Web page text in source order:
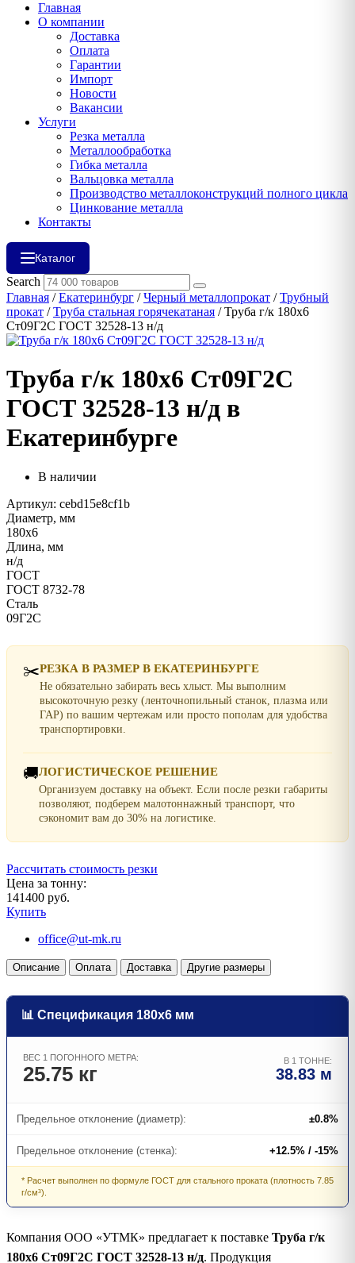
Главная
О компании
Доставка
Оплата
Гарантии
Импорт
Новости
Вакансии
Услуги
Резка металла
Металлообработка
Гибка металла
Вальцовка металла
Производство металлоконструкций полного цикла
Цинкование металла
Контакты
Каталог
Search
Главная /Екатеринбург /Черный металлопрокат /Трубный
прокат /Труба стальная горячекатаная / Труба г/к 180х6
Ст09Г2С ГОСТ 32528-13 н/д
Труба г/к 180х6 Ст09Г2С
ГОСТ 32528-13 н/д в
Екатеринбурге
В наличии
Артикул: cebd15e8cf1b
Диаметр, мм
180х6
Длина, мм
н/д
ГОСТ
ГОСТ 8732-78
Сталь
09Г2С
✂️РЕЗКА В РАЗМЕР В ЕКАТЕРИНБУРГЕ
Не обязательно забирать весь хлыст. Мы выполним
высокоточную резку (ленточнопильный станок, плазма или
ГАР) по вашим чертежам или просто пополам для удобства
транспортировки.
🚚ЛОГИСТИЧЕСКОЕ РЕШЕНИЕ
Организуем доставку на объект. Если после резки габариты
позволяют, подберем малотоннажный транспорт, что
сэкономит вам до 30% на логистике.
Рассчитать стоимость резки
Цена за тонну:
141400 руб.
Купить
office@ut-mk.ru
Описание Оплата Доставка Другие размеры
📊 Спецификация 180х6 мм
ВЕС 1 ПОГОННОГО МЕТРА:
25.75 кг
В 1 ТОННЕ:
38.83 м
Предельное отклонение (диаметр): ±0.8%
Предельное отклонение (стенка): +12.5% / -15%
* Расчет выполнен по формуле ГОСТ для стального проката (плотность 7.85
г/см³).
Компания ООО «УТМК» предлагает к поставке Труба г/к
180х6 Ст09Г2С ГОСТ 32528-13 н/д. Продукция